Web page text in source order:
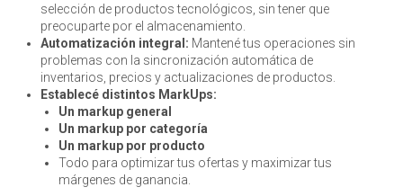
selección de productos tecnológicos, sin tener que
preocuparte por el almacenamiento.
Automatización integral: Mantené tus operaciones sin
problemas con la sincronización automática de
inventarios, precios y actualizaciones de productos.
Establecé distintos MarkUps:
Un markup general
Un markup por categoría
Un markup por producto
Todo para optimizar tus ofertas y maximizar tus
márgenes de ganancia.